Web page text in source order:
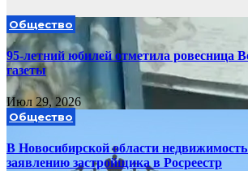
Общество
95-летний юбилей отметила ровесница
газеты
Июл 29, 2026
Общество
В Новосибирской области
заявлению застройщика в Росреестр